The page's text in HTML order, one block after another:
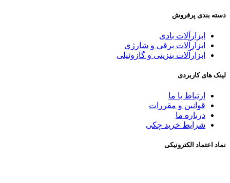
دسته بندی پرفروش
ابزارآلات بادی
ابزارآلات برقی و شارژی
ابزارآلات بنزینی و گازوئیلی
لینک های کاربردی
ارتباط با ما
قوانین و مقررات
درباره ما
شرايط خريد چکی
نماد اعتماد الکترونیکی